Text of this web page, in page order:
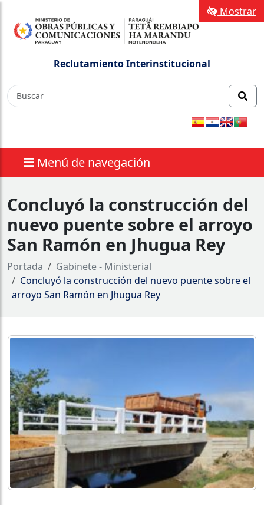
Reclutamiento Interinstitucional
Menú de navegación
Mostrar
Concluyó la construcción del
nuevo puente sobre el arroyo
San Ramón en Jhugua Rey
Portada
Gabinete - Ministerial
Concluyó la construcción del nuevo puente sobre el
arroyo San Ramón en Jhugua Rey